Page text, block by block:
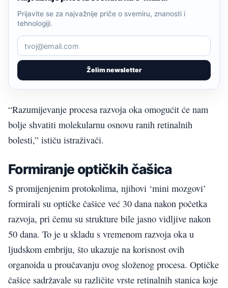
Želim newsletter
Prijavite se za najvažnije priče o svemiru, znanosti i
tehnologiji.
“Razumijevanje procesa razvoja oka omogućit će nam
bolje shvatiti molekularnu osnovu ranih retinalnih
bolesti,” ističu istraživači.
Formiranje optičkih čašica
S promijenjenim protokolima, njihovi ‘mini mozgovi’
formirali su optičke čašice već 30 dana nakon početka
razvoja, pri čemu su strukture bile jasno vidljive nakon
50 dana. To je u skladu s vremenom razvoja oka u
ljudskom embriju, što ukazuje na korisnost ovih
organoida u proučavanju ovog složenog procesa. Optičke
čašice sadržavale su različite vrste retinalnih stanica koje